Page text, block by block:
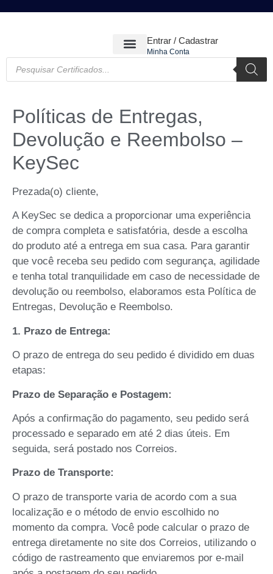
Entrar / Cadastrar
Minha Conta
Políticas de Entregas,
Devolução e Reembolso –
KeySec
Prezada(o) cliente,
A KeySec se dedica a proporcionar uma experiência
de compra completa e satisfatória, desde a escolha
do produto até a entrega em sua casa. Para garantir
que você receba seu pedido com segurança, agilidade
e tenha total tranquilidade em caso de necessidade de
devolução ou reembolso, elaboramos esta Política de
Entregas, Devolução e Reembolso.
1. Prazo de Entrega:
O prazo de entrega do seu pedido é dividido em duas
etapas:
Prazo de Separação e Postagem:
Após a confirmação do pagamento, seu pedido será
processado e separado em até 2 dias úteis. Em
seguida, será postado nos Correios.
Prazo de Transporte:
O prazo de transporte varia de acordo com a sua
localização e o método de envio escolhido no
momento da compra. Você pode calcular o prazo de
entrega diretamente no site dos Correios, utilizando o
código de rastreamento que enviaremos por e-mail